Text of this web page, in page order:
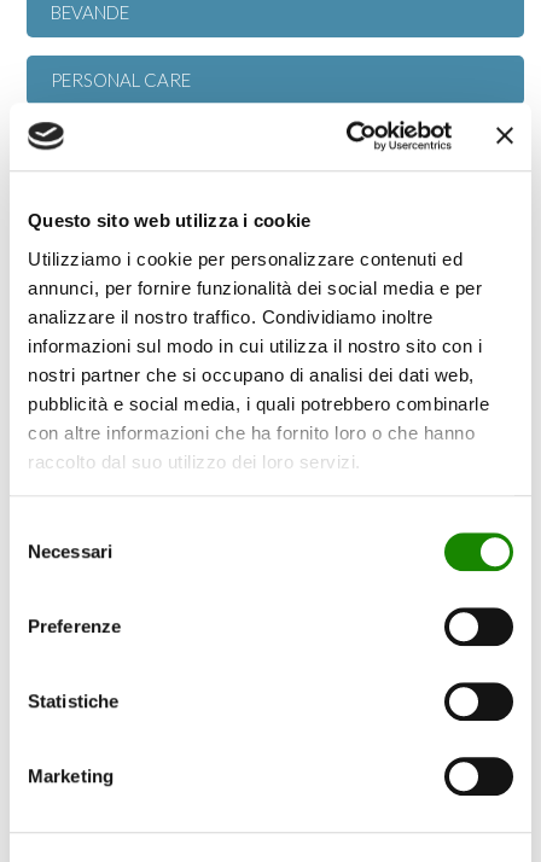
Questo sito web utilizza i cookie
Utilizziamo i cookie per personalizzare contenuti ed
annunci, per fornire funzionalità dei social media e per
analizzare il nostro traffico. Condividiamo inoltre
informazioni sul modo in cui utilizza il nostro sito con i
nostri partner che si occupano di analisi dei dati web,
pubblicità e social media, i quali potrebbero combinarle
con altre informazioni che ha fornito loro o che hanno
raccolto dal suo utilizzo dei loro servizi.
delNecessari
Preferenze
Statistiche
Marketing
BEVANDE
PERSONAL CARE
HOME CLEANING
PET FOOD